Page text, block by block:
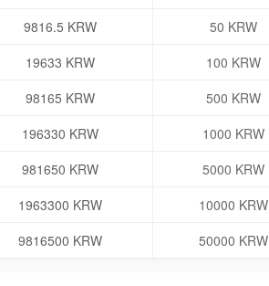
9816.5 KRW 50 KRW
19633 KRW 100 KRW
98165 KRW 500 KRW
196330 KRW 1000 KRW
981650 KRW 5000 KRW
1963300 KRW 10000 KRW
9816500 KRW 50000 KRW